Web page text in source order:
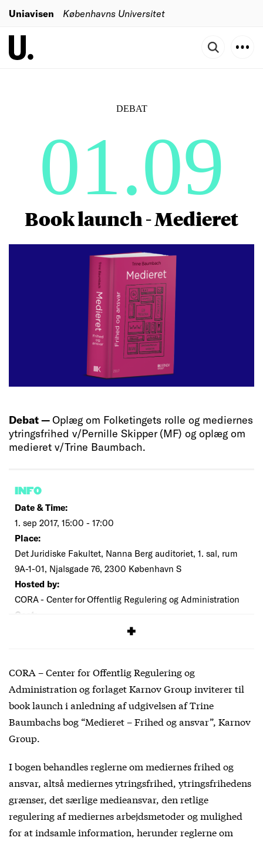
Uniavisen Københavns Universitet
DEBAT
01.09
Book launch - Medieret
Debat —Oplæg om Folketingets rolle og mediernes
ytringsfrihed v/Pernille Skipper (MF) og oplæg om
medieret v/Trine Baumbach.
INFO
Date & Time:
1. sep 2017, 15:00 - 17:00
Place:
Det Juridiske Fakultet, Nanna Berg auditoriet, 1. sal, rum
9A-1-01, Njalsgade 76, 2300 København S
Hosted by:
CORA - Center for Offentlig Regulering og Administration
Cost:
CORA – Center for Offentlig Regulering og
Administration og forlaget Karnov Group inviterer til
book launch i anledning af udgivelsen af Trine
Baumbachs bog “Medieret – Frihed og ansvar”, Karnov
Group.
I bogen behandles reglerne om mediernes frihed og
ansvar, altså mediernes ytringsfrihed, ytringsfrihedens
grænser, det særlige medieansvar, den retlige
regulering af mediernes arbejdsmetoder og mulighed
for at indsamle information, herunder reglerne om